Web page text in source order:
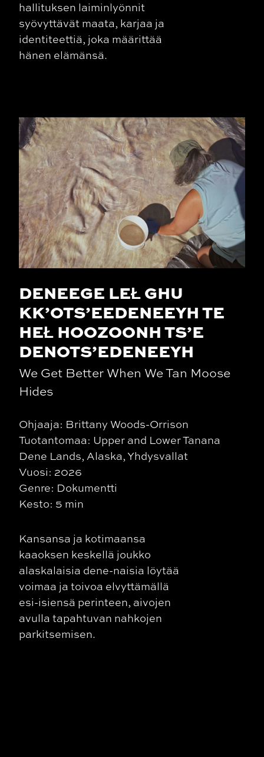
hallituksen laiminlyönnit
syövyttävät maata, karjaa ja
identiteettiä, joka määrittää
hänen elämänsä.
DENEEGE LEŁ GHU
KK’OTS’EEDENEEYH TE
HEŁ HOOZOONH TS’E
DENOTS’EDENEEYH
We Get Better When We Tan Moose
Hides
Ohjaaja: Brittany Woods-Orrison
Tuotantomaa: Upper and Lower Tanana
Dene Lands, Alaska, Yhdysvallat
Vuosi: 2026
Genre: Dokumentti
Kesto: 5 min
Kansansa ja kotimaansa
kaaoksen keskellä joukko
alaskalaisia dene-naisia löytää
voimaa ja toivoa elvyttämällä
esi-isiensä perinteen, aivojen
avulla tapahtuvan nahkojen
parkitsemisen.